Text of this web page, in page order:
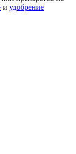
и удобрение